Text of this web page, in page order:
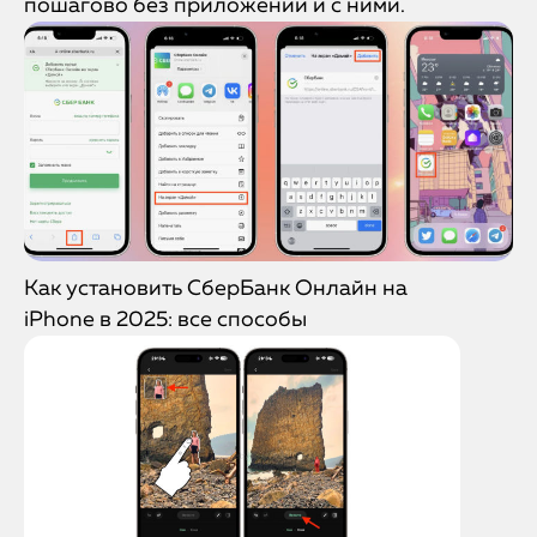
пошагово без приложений и с ними.
Как установить СберБанк Онлайн на
iPhone в 2025: все способы